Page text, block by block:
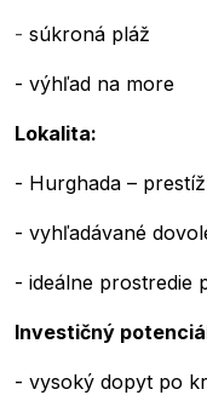
- súkroná pláž
- výhľad na more
Lokalita:
- Hurghada –
- vyhľadávané
- ideálne prostredie
Investičný
- vysoký dopyt po